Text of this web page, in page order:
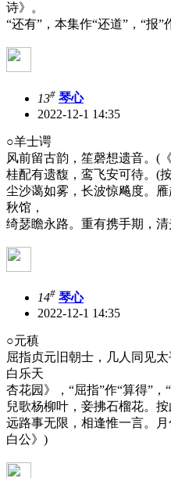
诗》。
“还有”，本集作“还道”，“报”
13# 琴心
2022-12-1 14:35
○羊士谔
风前留古韵，笙磬想遗音。(
桂配有遗馥，鸾飞安可待。(
尘沙蔼如雾，长波惊飚度。
秋馆，
绮瑟瞻永路。重有携手期，
14# 琴心
2022-12-1 14:35
○元稹
屈指贞元旧朝士，几人同见
白乐天
杏花园》，“屈指”作“算得”，
兒歌杨柳叶，妾拂石榴花。按
远路事无限，相逢惟一言。
白公》)